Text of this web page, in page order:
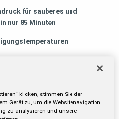
für sauberes und
nur 85 Minuten
EAN-Nummer:
klicken, stimmen Sie der
Gerät zu, um die Websitenavigation
zu analysieren und unsere